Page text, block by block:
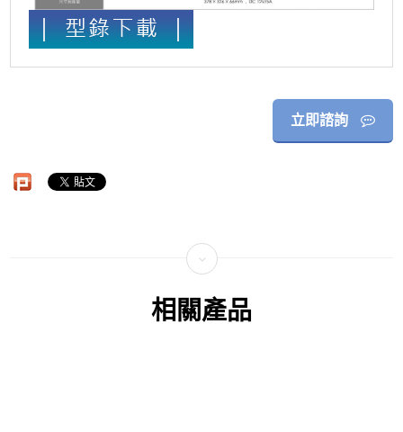
立即諮詢
相關產品